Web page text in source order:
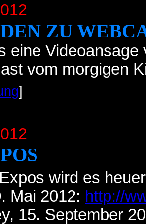
ZU
eine
vom morgigen
]
wird es
Mai 2012: http://
15. September